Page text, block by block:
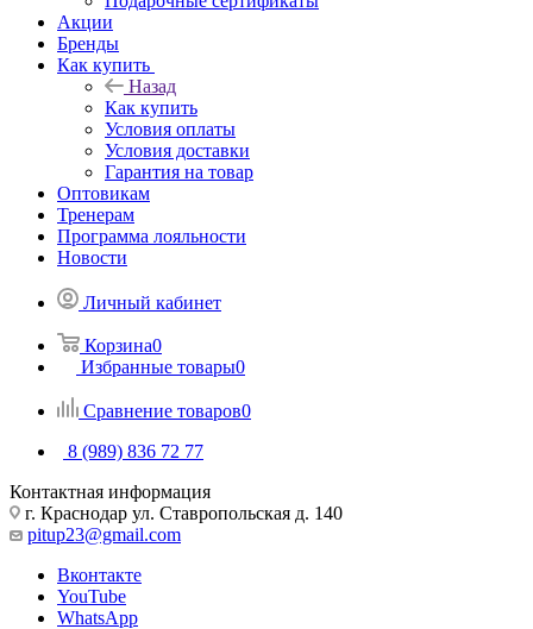
Акции
Бренды
Как купить
Назад
Как купить
Условия оплаты
Условия доставки
Гарантия на товар
Оптовикам
Тренерам
Программа лояльности
Новости
Личный кабинет
Корзина0
Избранные товары0
Сравнение товаров0
8 (989) 836 72 77
Контактная информация
г. Краснодар ул. Ставропольская д. 140
pitup23@gmail.com
Вконтакте
YouTube
WhatsApp